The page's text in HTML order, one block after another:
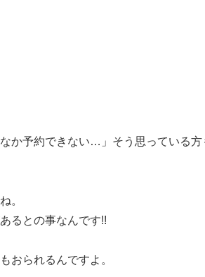
か予約できない…」そう思っている
。
るとの事なんです!!
おられるんですよ。